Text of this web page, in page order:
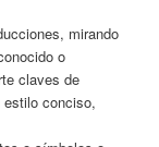
mirando
o
claves de
conciso,